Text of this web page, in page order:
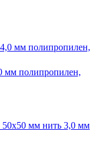
мм полипропилен,